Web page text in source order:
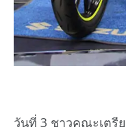
วันที่ 3 ชาวคณะเตรี